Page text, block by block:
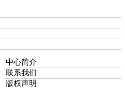
中心简介
联系我们
版权声明